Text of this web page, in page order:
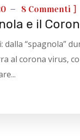
8 Commenti ]
e il
dalla “spagnola”
al corona virus,